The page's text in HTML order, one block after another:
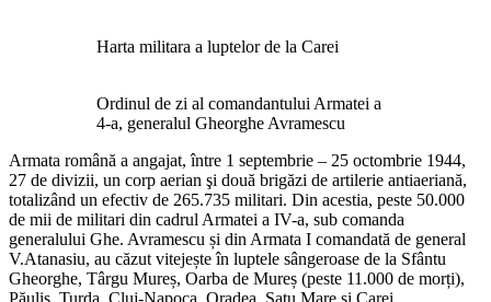
Harta militara a luptelor de la Carei
Ordinul de zi al comandantului Armatei a
4-a, generalul Gheorghe Avramescu
Armata română a angajat, între 1 septembrie – 25 octombrie 1944,
27 de divizii, un corp aerian şi două brigăzi de artilerie antiaeriană,
totalizând un efectiv de 265.735 militari. Din acestia, peste 50.000
de mii de militari din cadrul Armatei a IV-a, sub comanda
generalului Ghe. Avramescu și din Armata I comandată de general
V.Atanasiu, au căzut vitejește în luptele sângeroase de la Sfântu
Gheorghe, Târgu Mureș, Oarba de Mureș (peste 11.000 de morți),
Păuliș, Turda, Cluj-Napoca, Oradea, Satu Mare și Carei.